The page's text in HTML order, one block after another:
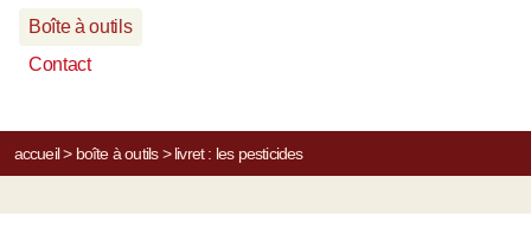
Boîte à outils
Contact
accueil> boîte à outils> livret : les pesticides